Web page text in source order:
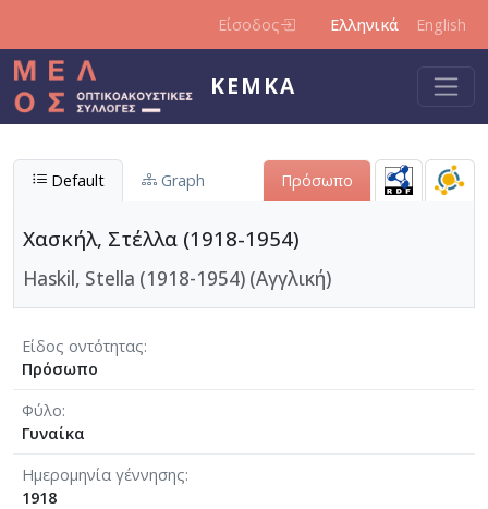
Είσοδος Ελληνικά English
ΚΕΜΚΑ
Default Graph Πρόσωπο
Χασκήλ, Στέλλα (1918-1954)
Haskil, Stella (1918-1954) (Αγγλική)
Είδος οντότητας
Πρόσωπο
Φύλο
Γυναίκα
Ημερομηνία γέννησης
1918